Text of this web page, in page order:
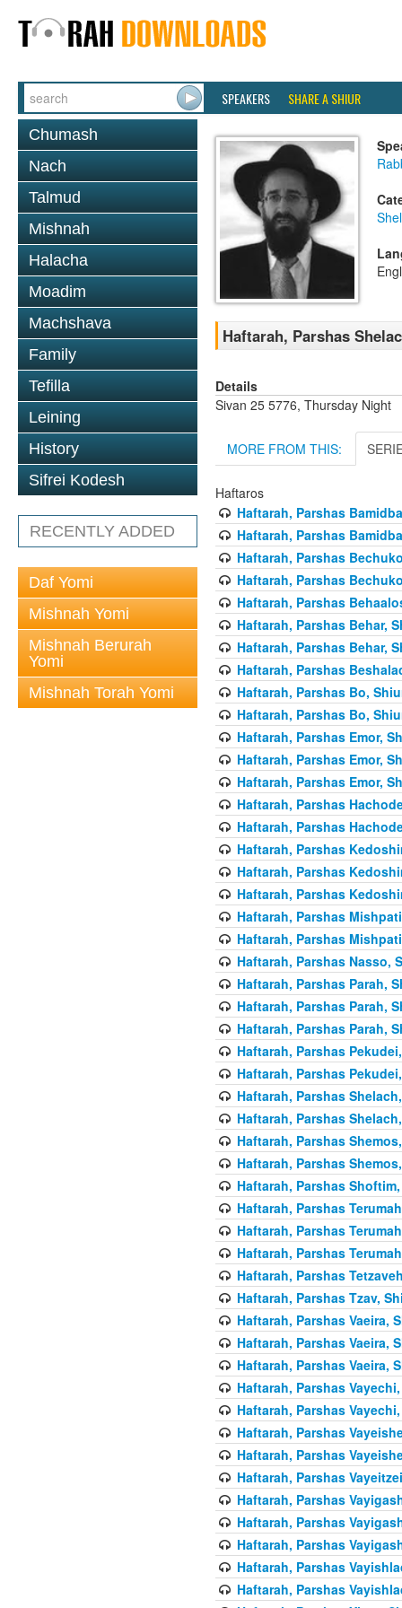
SPEAKERS SHARE A SHIUR
Chumash
Nach
Talmud
Mishnah
Halacha
Moadim
Machshava
Family
Tefilla
Leining
History
Sifrei Kodesh
RECENTLY ADDED
Daf Yomi
Mishnah Yomi
Mishnah Berurah
Yomi
Mishnah Torah Yomi
Haftarah, Parshas
Details
Sivan 25 5776, Thursday Night
MORE FROM THIS:
Haftaros
Haftarah, Parshas
Haftarah, Parshas
Haftarah, Parshas
Haftarah, Parshas
Haftarah, Parshas
Haftarah, Parshas Behar,
Haftarah, Parshas Behar,
Haftarah, Parshas
Haftarah, Parshas Bo,
Haftarah, Parshas Bo,
Haftarah, Parshas Emor,
Haftarah, Parshas Emor,
Haftarah, Parshas Emor,
Haftarah, Parshas
Haftarah, Parshas
Haftarah, Parshas
Haftarah, Parshas
Haftarah, Parshas
Haftarah, Parshas
Haftarah, Parshas
Haftarah, Parshas Nasso,
Haftarah, Parshas Parah,
Haftarah, Parshas Parah,
Haftarah, Parshas Parah,
Haftarah, Parshas
Haftarah, Parshas
Haftarah, Parshas
Haftarah, Parshas
Haftarah, Parshas
Haftarah, Parshas
Haftarah, Parshas
Haftarah, Parshas
Haftarah, Parshas
Haftarah, Parshas
Haftarah, Parshas
Haftarah, Parshas Tzav,
Haftarah, Parshas Vaeira,
Haftarah, Parshas Vaeira,
Haftarah, Parshas Vaeira,
Haftarah, Parshas
Haftarah, Parshas
Haftarah, Parshas
Haftarah, Parshas
Haftarah, Parshas
Haftarah, Parshas
Haftarah, Parshas
Haftarah, Parshas
Haftarah, Parshas
Haftarah, Parshas